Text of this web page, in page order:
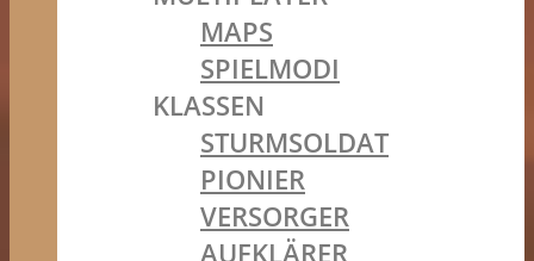
MAPS
SPIELMODI
KLASSEN
STURMSOLDAT
PIONIER
VERSORGER